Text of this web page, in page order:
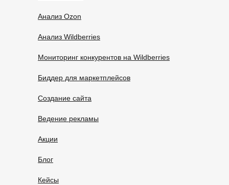
Кейсы
Блог
Анализ Wildberries
Биддер для маркетплейсов
Мониторинг конкурентов на Wildberries
Акции
Ведение рекламы
Создание сайта
Анализ Ozon